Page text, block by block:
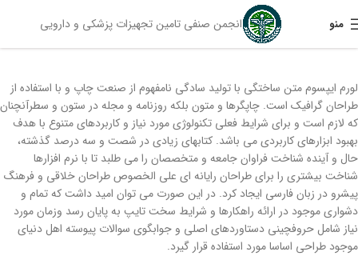
منو انجمن صنفی تامین تجهیزات پزشکی و دارویی
لورم ایپسوم متن ساختگی با تولید سادگی نامفهوم از صنعت چاپ و با استفاده از
طراحان گرافیک است. چاپگرها و متون بلکه روزنامه و مجله در ستون و سطرآنچنان
که لازم است و برای شرایط فعلی تکنولوژی مورد نیاز و کاربردهای متنوع با هدف
بهبود ابزارهای کاربردی می باشد. کتابهای زیادی در شصت و سه درصد گذشته،
حال و آینده شناخت فراوان جامعه و متخصصان را می طلبد تا با نرم افزارها
شناخت بیشتری را برای طراحان رایانه ای علی الخصوص طراحان خلاقی و فرهنگ
پیشرو در زبان فارسی ایجاد کرد. در این صورت می توان امید داشت که تمام و
دشواری موجود در ارائه راهکارها و شرایط سخت تایپ به پایان رسد وزمان مورد
نیاز شامل حروفچینی دستاوردهای اصلی و جوابگوی سوالات پیوسته اهل دنیای
موجود طراحی اساسا مورد استفاده قرار گیرد.